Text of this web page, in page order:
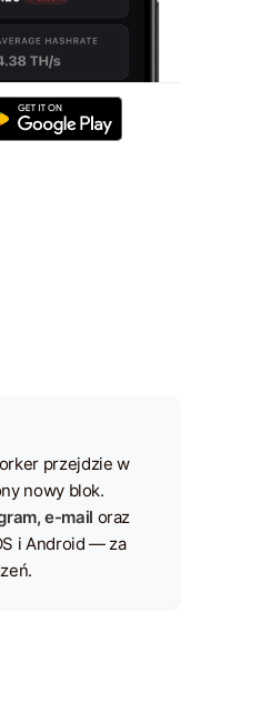
przejdzie w
nowy blok.
e-mail oraz
i Android — za